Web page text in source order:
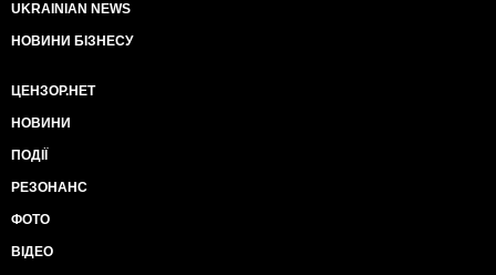
UKRAINIAN NEWS
НОВИНИ БІЗНЕСУ
ЦЕНЗОР.НЕТ
НОВИНИ
ПОДІЇ
РЕЗОНАНС
ФОТО
ВІДЕО